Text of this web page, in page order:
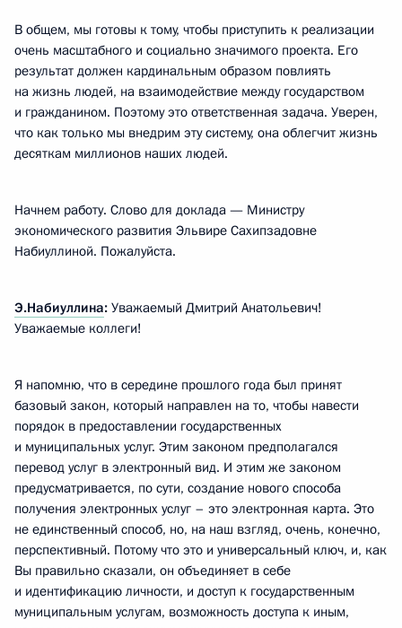
В общем, мы готовы к тому, чтобы приступить к реализации
очень масштабного и социально значимого проекта. Его
результат должен кардинальным образом повлиять
на жизнь людей, на взаимодействие между государством
и гражданином. Поэтому это ответственная задача. Уверен,
что как только мы внедрим эту систему, она облегчит жизнь
десяткам миллионов наших людей.
Начнем работу. Слово для доклада — Министру
экономического развития Эльвире Сахипзадовне
Набиуллиной. Пожалуйста.
Э.Набиуллина: Уважаемый Дмитрий Анатольевич!
Уважаемые коллеги!
Я напомню, что в середине прошлого года был принят
базовый закон, который направлен на то, чтобы навести
порядок в предоставлении государственных
и муниципальных услуг. Этим законом предполагался
перевод услуг в электронный вид. И этим же законом
предусматривается, по сути, создание нового способа
получения электронных услуг – это электронная карта. Это
не единственный способ, но, на наш взгляд, очень, конечно,
перспективный. Потому что это и универсальный ключ, и, как
Вы правильно сказали, он объединяет в себе
и идентификацию личности, и доступ к государственным
муниципальным услугам, возможность доступа к иным,